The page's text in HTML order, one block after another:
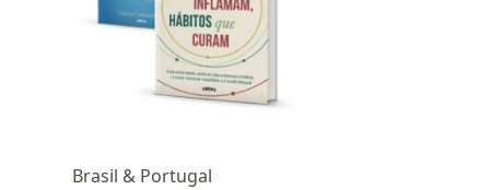
Brasil & Portugal